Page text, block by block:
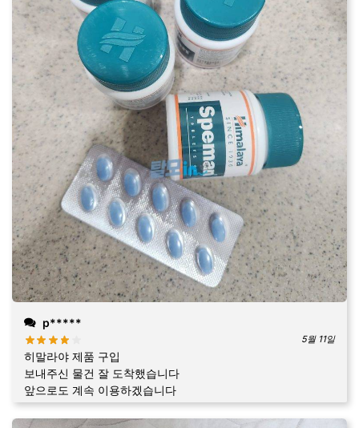
p*****
5월 11일
히말라야 제품 구입
보내주신 물건 잘 도착했습니다
앞으로도 계속 이용하겠습니다